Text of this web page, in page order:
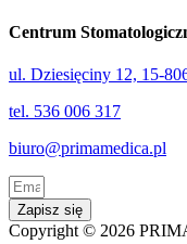
Centrum
ul. Dziesięciny 12, 15-
tel. 536 006 317
biuro@primamedica.pl
Zapisz się
Copyright © 2026